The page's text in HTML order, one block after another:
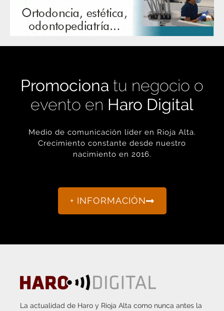
Promociona tu negocio o
evento en Haro Digital
Medio de comunicación líder en Rioja Alta.
Crecimiento constante desde nuestro
nacimiento en 2016.
+ INFORMACIÓN
La actualidad de Haro y Rioja Alta como nunca antes la